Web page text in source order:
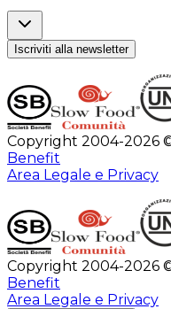
Iscriviti alla newsletter
Copyright 2004-2026
Benefit
Area Legale e Privacy
Copyright 2004-2026
Benefit
Area Legale e Privacy